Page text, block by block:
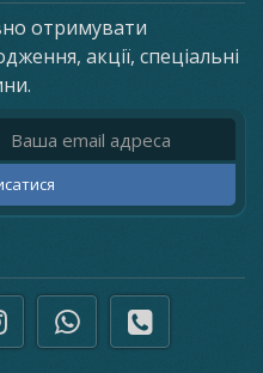
отримувати
акції, спеціальні
Email адреса